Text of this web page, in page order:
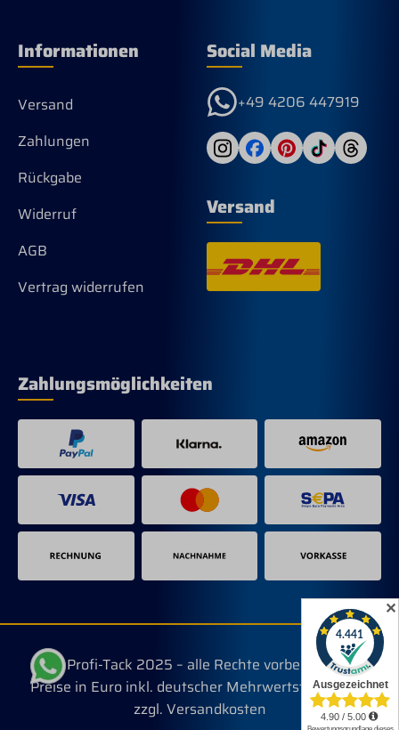
Informationen
Versand
Zahlungen
Rückgabe
Widerruf
AGB
Vertrag widerrufen
Social Media
+49 4206 447919
Versand
Zahlungsmöglichkeiten
© Profi-Tack 2025 – alle Rechte vorbehalten.
Preise in Euro inkl. deutscher Mehrwertsteuer, evtl.
zzgl. Versandkosten
✕